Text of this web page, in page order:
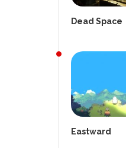
Dead Space
Eastward